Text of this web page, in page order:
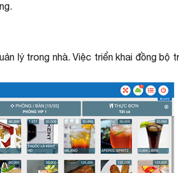
lý trong nhà. Việc triển khai đồng bộ